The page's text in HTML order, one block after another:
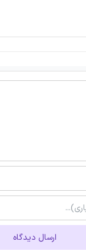
ارسال دیدگاه